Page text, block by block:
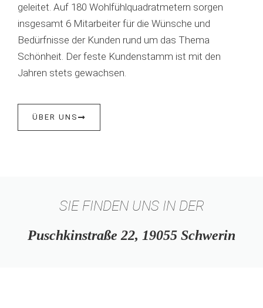
geleitet. Auf 180 Wohlfühlquadratmetern sorgen
insgesamt 6 Mitarbeiter für die Wünsche und
Bedürfnisse der Kunden rund um das Thema
Schönheit. Der feste Kundenstamm ist mit den
Jahren stets gewachsen.
ÜBER UNS
SIE FINDEN UNS IN DER
Puschkinstraße 22, 19055 Schwerin